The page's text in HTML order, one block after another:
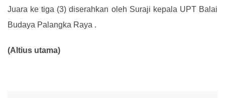
Juara ke tiga (3) diserahkan oleh Suraji kepala UPT Balai
Budaya Palangka Raya .
(Altius utama)